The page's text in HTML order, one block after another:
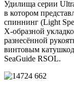
Удилища серии
в котором
спиннинг (Light
Х-образной
разнесённой
винтовым
SeaGuide RSOL.